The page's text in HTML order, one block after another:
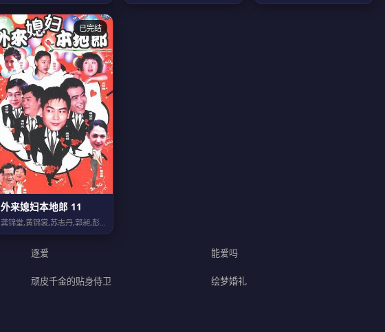
已完结
外来媳妇本地郎 11
龚锦堂,黄锦裳,苏志丹,郭昶,彭新智,徐若琪,丁玲,虎艳芬,钱一莹,郝莲露,李俊...
逐爱 能爱吗
顽皮千金的贴身侍卫 绘梦婚礼